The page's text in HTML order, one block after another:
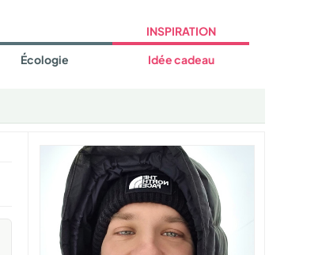
Écologie
INSPIRATION
Idée cadeau